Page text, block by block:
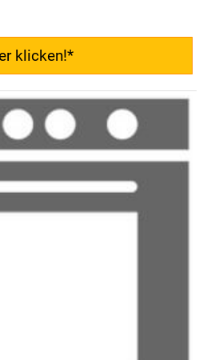
klicken!*